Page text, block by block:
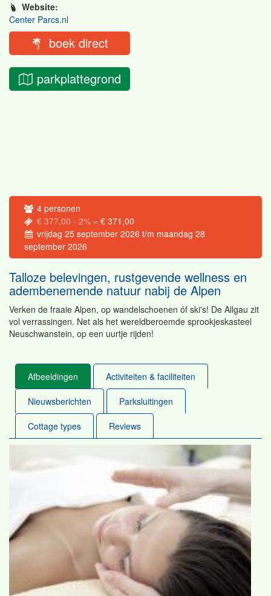
Website:
Center Parcs.nl
boek direct
parkplattegrond
4personen
€ 377,00 - 2% = € 371,00
vrijdag 25 september 2026 t/m maandag 28
september 2026
Talloze belevingen, rustgevende wellness en
adembenemende natuur nabij de Alpen
Verken de fraaie Alpen, op wandelschoenen óf ski's! De Allgau zit
vol verrassingen. Net als het wereldberoemde sprookjeskasteel
Neuschwanstein, op een uurtje rijden!
Afbeeldingen Activiteiten & faciliteiten
Nieuwsberichten Parksluitingen
Cottage types Reviews